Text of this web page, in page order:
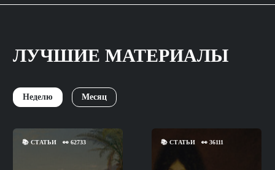
ЛУЧШИЕ МАТЕРИАЛЫ
Неделю Месяц
📚 СТАТЬИ 👀 62733 📚СТАТЬИ 👀36111